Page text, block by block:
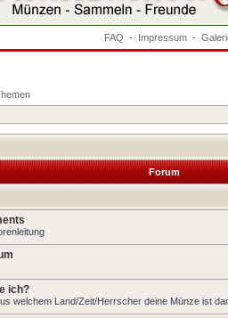
FAQ - Impressum -
Forum
ich?
welchem Land/Zeit/Herrscher deine Münze ist